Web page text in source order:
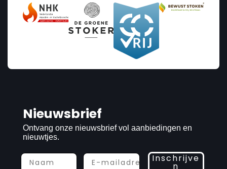
Nieuwsbrief
Ontvang onze nieuwsbrief vol aanbiedingen en
nieuwtjes.
Inschrijve
n